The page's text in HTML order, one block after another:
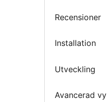
Recensioner
Installation
Utveckling
Avancerad vy